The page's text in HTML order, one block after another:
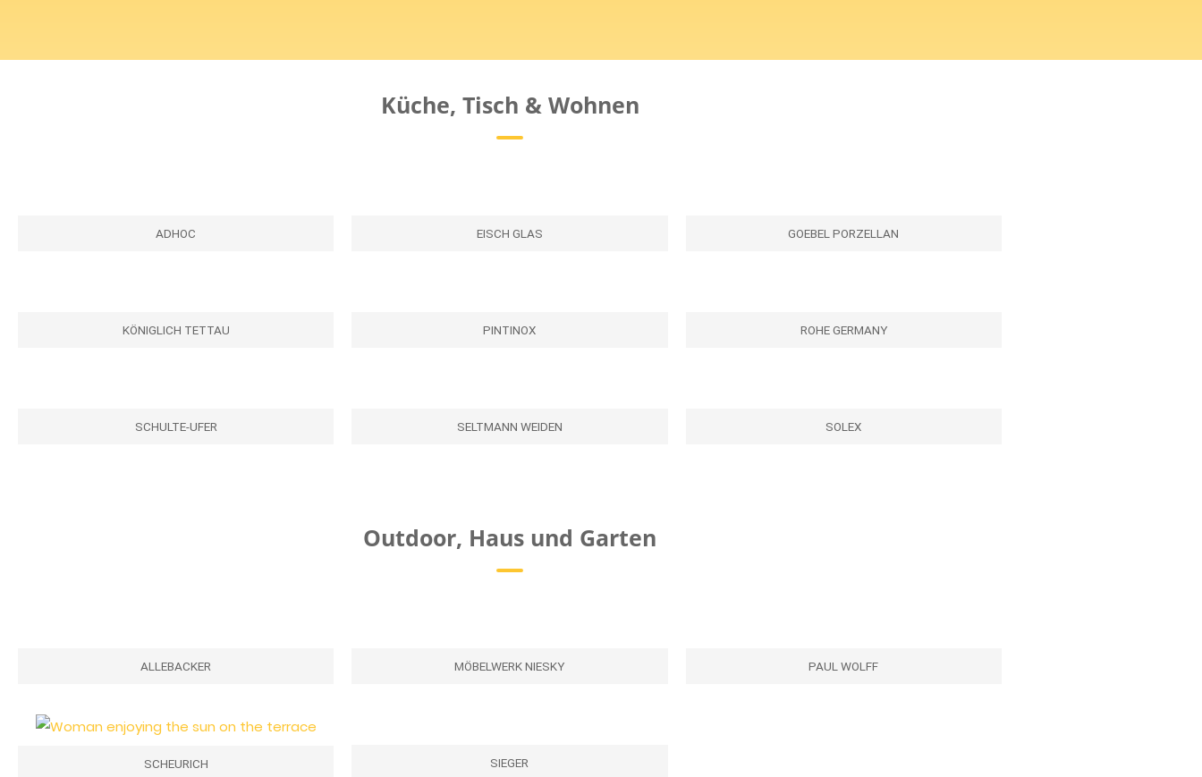
Küche, Tisch & Wohnen
ADHOC EISCH GLAS GOEBEL PORZELLAN
KÖNIGLICH TETTAU PINTINOX ROHE GERMANY
SCHULTE-UFER SELTMANN WEIDEN SOLEX
Outdoor, Haus und Garten
ALLEBACKER MÖBELWERK NIESKY PAUL WOLFF
SCHEURICH SIEGER